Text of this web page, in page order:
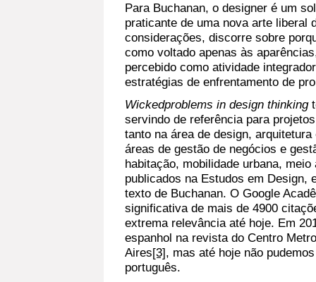
Para Buchanan, o designer é um
praticante de uma nova arte liberal
considerações, discorre sobre
como voltado apenas às
percebido como atividade
estratégias de enfrentamento de
Wickedproblems in design thinking
servindo de referência para
tanto na área de design,
áreas de gestão de negócios e
habitação, mobilidade urbana,
publicados na Estudos em Design,
texto de Buchanan. O Google
significativa de mais de 4900
extrema relevância até hoje. Em
espanhol na revista do Centro
Aires[3], mas até hoje não
português.